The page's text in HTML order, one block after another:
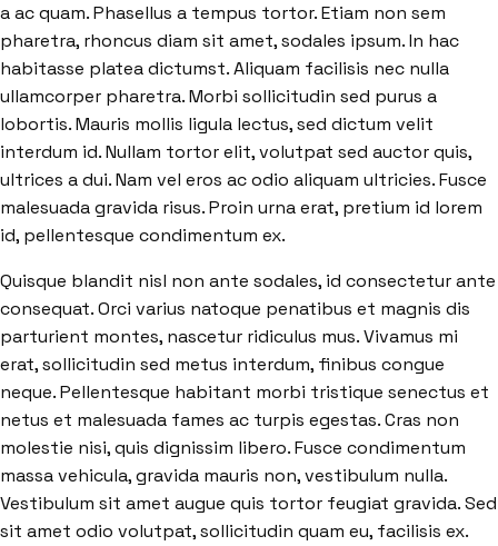
a ac quam. Phasellus a tempus tortor. Etiam non sem
pharetra, rhoncus diam sit amet, sodales ipsum. In hac
habitasse platea dictumst. Aliquam facilisis nec nulla
ullamcorper pharetra. Morbi sollicitudin sed purus a
lobortis. Mauris mollis ligula lectus, sed dictum velit
interdum id. Nullam tortor elit, volutpat sed auctor quis,
ultrices a dui. Nam vel eros ac odio aliquam ultricies. Fusce
malesuada gravida risus. Proin urna erat, pretium id lorem
id, pellentesque condimentum ex.
Quisque blandit nisl non ante sodales, id consectetur ante
consequat. Orci varius natoque penatibus et magnis dis
parturient montes, nascetur ridiculus mus. Vivamus mi
erat, sollicitudin sed metus interdum, finibus congue
neque. Pellentesque habitant morbi tristique senectus et
netus et malesuada fames ac turpis egestas. Cras non
molestie nisi, quis dignissim libero. Fusce condimentum
massa vehicula, gravida mauris non, vestibulum nulla.
Vestibulum sit amet augue quis tortor feugiat gravida. Sed
sit amet odio volutpat, sollicitudin quam eu, facilisis ex.